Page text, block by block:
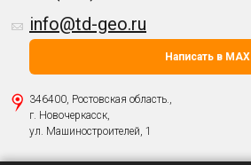
info@td-geo.ru
Написать в MAX
346400, Ростовская область.,
г. Новочеркасск,
ул. Машиностроителей, 1